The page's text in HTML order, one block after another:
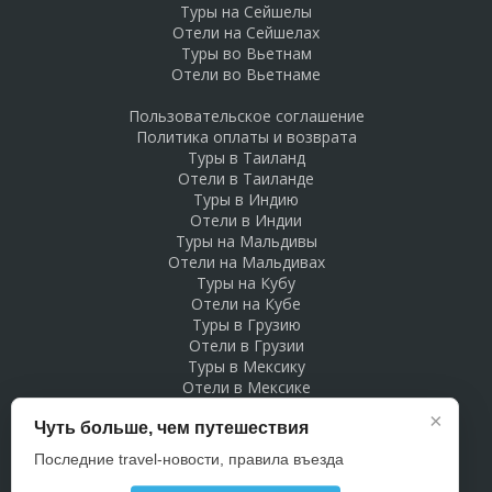
Туры на Сейшелы
Отели на Сейшелах
Туры во Вьетнам
Отели во Вьетнаме
Пользовательское соглашение
Политика оплаты и возврата
Туры в Таиланд
Отели в Таиланде
Туры в Индию
Отели в Индии
Туры на Мальдивы
Отели на Мальдивах
Туры на Кубу
Отели на Кубе
Туры в Грузию
Отели в Грузии
Туры в Мексику
Отели в Мексике
Отели в Доминикане
Отели в Беларуси
×
Чуть больше, чем путешествия
Последние travel-новости, правила въезда